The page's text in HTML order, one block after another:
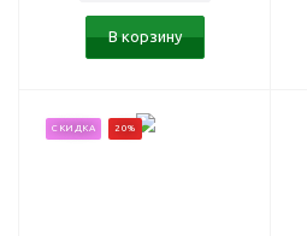
В корзину
СКИДКА 20%